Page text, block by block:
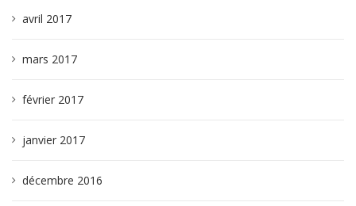
avril 2017
mars 2017
février 2017
janvier 2017
décembre 2016